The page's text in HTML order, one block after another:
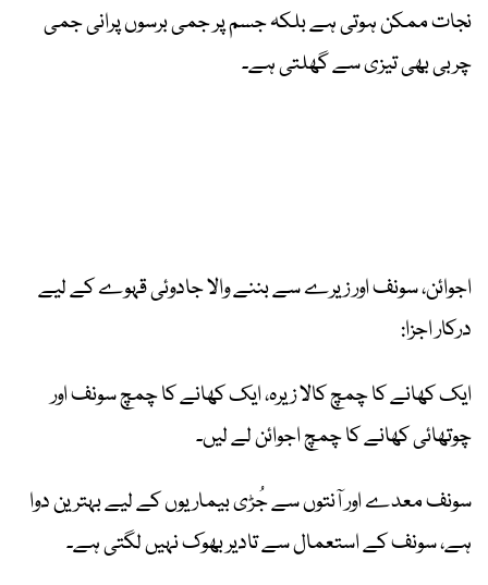
نجات ممکن ہوتی ہے بلکہ جسم پر جمی برسوں پرانی جمی
چربی بھی تیزی سے گھلتی ہے۔
اجوائن، سونف اور زیرے سے بننے والا جادوئی قہوے کے لیے
درکار اجزا:
ایک کھانے کا چمچ کالا زیرہ، ایک کھانے کا چمچ سونف اور
چوتھائی کھانے کا چمچ اجوائن لے لیں۔
سونف معدے اور آنتوں سے جُڑی بیماریوں کے لیے بہترین دوا
ہے، سونف کے استعمال سے تادیر بھوک نہیں لگتی ہے۔